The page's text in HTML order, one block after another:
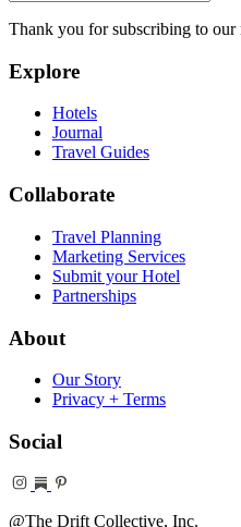
Thank you for subscribing to our
Explore
Hotels
Journal
Travel Guides
Collaborate
Travel Planning
Marketing Services
Submit your Hotel
Partnerships
About
Our Story
Privacy + Terms
Social
@The Drift Collective, Inc.